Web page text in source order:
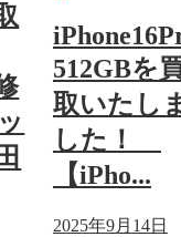
512GBを
取いたし
した！
【iPho...
2025年9月14日